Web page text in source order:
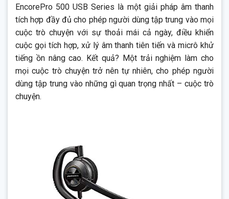
EncorePro 500 USB Series là một giải pháp âm thanh
tích hợp đầy đủ cho phép người dùng tập trung vào mọi
cuộc trò chuyện với sự thoải mái cả ngày, điều khiển
cuộc gọi tích hợp, xử lý âm thanh tiên tiến và micrô khử
tiếng ồn nâng cao. Kết quả? Một trải nghiệm làm cho
mọi cuộc trò chuyện trở nên tự nhiên, cho phép người
dùng tập trung vào những gì quan trọng nhất – cuộc trò
chuyện.